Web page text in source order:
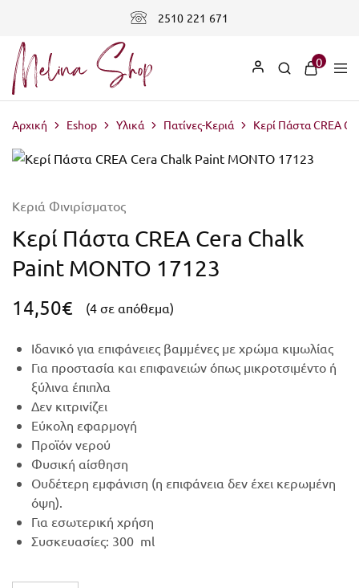
2510 221 671
0
Αρχική Eshop Υλικά Πατίνες-Κεριά Κερί Πάστα CREA
Κεριά Φινιρίσματος
Κερί Πάστα CREA Cera Chalk
Paint MONTO 17123
14,50€ (4 σε απόθεμα)
Ιδανικό για επιφάνειες βαμμένες με χρώμα κιμωλίας
Για προστασία και επιφανειών όπως μικροτσιμέντο ή
ξύλινα έπιπλα
Δεν κιτρινίζει
Εύκολη εφαρμογή
Προϊόν νερού
Φυσική αίσθηση
Ουδέτερη εμφάνιση (η επιφάνεια δεν έχει κερωμένη
όψη).
Για εσωτερική χρήση
Συσκευασίες: 300 ml